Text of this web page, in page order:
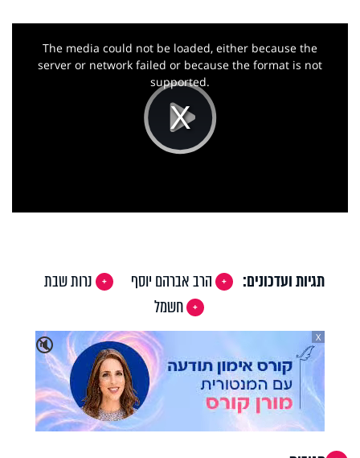
Play
This
The media could not be loaded, either because the
server or network failed or because the format is not
supported.
תגיות ועדכונים: הרב אברהם יוסף
נרות שבת
חשמל
🔇
X